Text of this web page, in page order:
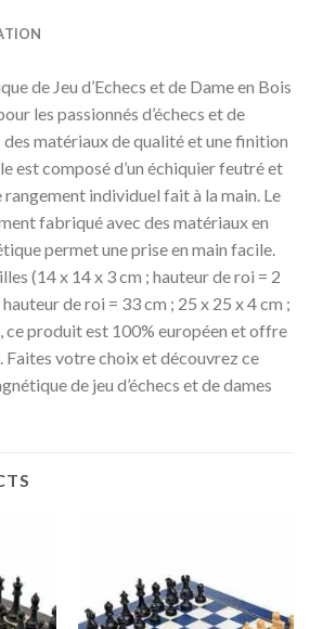
de Jeu d’Echecs et de Dame en Bois
les passionnés d’échecs et de
matériaux de qualité et une finition
est composé d’un échiquier feutré et
individuel fait à la main. Le
fabriqué avec des matériaux en
permet une prise en main facile.
(14 x 14 x 3 cm ; hauteur de roi = 2
de roi = 33 cm ; 25 x 25 x 4 cm ;
ce produit est 100% européen et offre
Faites votre choix et découvrez ce
de jeu d’échecs et de dames